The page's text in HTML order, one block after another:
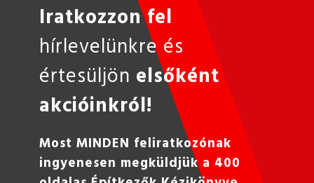
Iratkozzon fel
hírlevelünkre és
értesüljön elsőként
akcióinkról!
Most MINDEN feliratkozónak
ingyenesen megküldjük a 400